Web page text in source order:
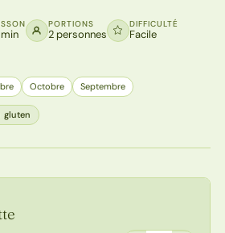
PORTIONS
2 personnes
DIFFICULTÉ
Facile
Octobre Septembre
gluten